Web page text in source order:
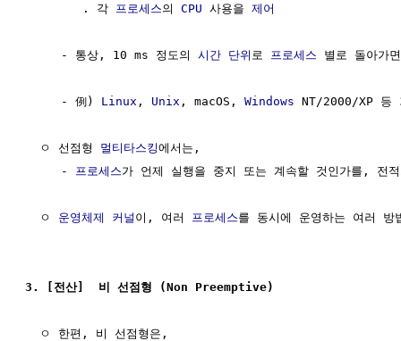
        . 각
프로세스의 CPU 사용을 제어
     - 통상, 10 ms 정도의
시간 단위 로 프로세스 별로 돌아가
     - 例)
Linux , Unix , macOS, Windows NT/2000/XP 등
  ㅇ 선점형
멀티타스킹에서는,
     -
프로세스가 언제 실행을 중지 또는 계속할 것인가를, 전
  ㅇ
운영체제 커널 이, 여러 프로세스를 동시에 운영하는 여러 방
3. [전산]  비 선점형 (Non Preemptive)
  ㅇ 한편, 비 선점형은,